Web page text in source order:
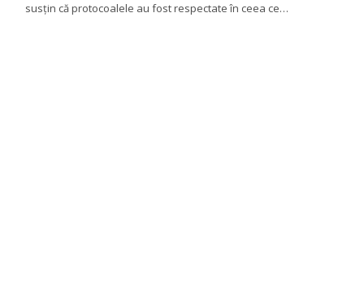
susțin că protocoalele au fost respectate în ceea ce…